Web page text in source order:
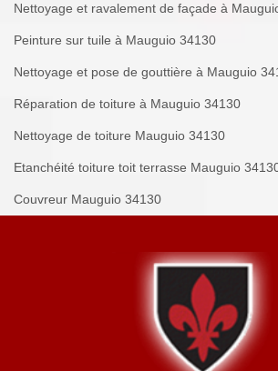
Nettoyage et ravalement de façade à
Peinture sur tuile à Mauguio 34130
Nettoyage et pose de gouttière à Mauguio
Réparation de toiture à Mauguio 34130
Nettoyage de toiture Mauguio 34130
Etanchéité toiture toit terrasse Mauguio
Couvreur Mauguio 34130